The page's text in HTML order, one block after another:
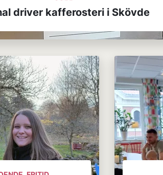
driver kafferosteri i Skövde